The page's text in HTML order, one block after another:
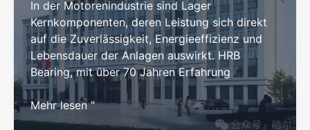
In der Motorenindustrie sind Lager
Kernkomponenten, deren Leistung sich direkt
auf die Zuverlässigkeit, Energieeffizienz und
Lebensdauer der Anlagen auswirkt. HRB
Bearing, mit über 70 Jahren Erfahrung
HRB-
Lager:
Mehr lesen "